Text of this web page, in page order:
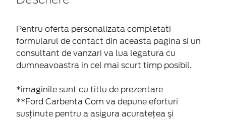
Pentru oferta personalizata completati
formularul de contact din aceasta pagina si un
consultant de vanzari va lua legatura cu
dumneavoastra in cel mai scurt timp posibil.
*imaginile sunt cu titlu de prezentare
**Ford Carbenta Com va depune eforturi
susţinute pentru a asigura acurateţea şi